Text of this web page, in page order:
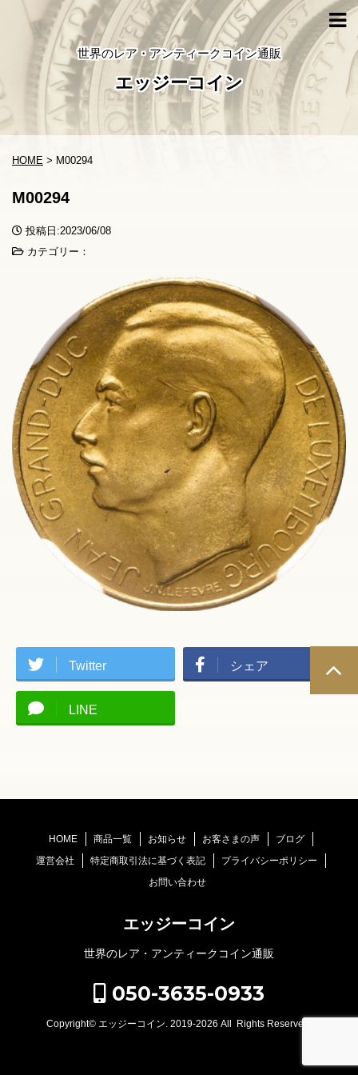
世界のレア・アンティークコイン通販
エッジーコイン
HOME > M00294
M00294
投稿日:2023/06/08
カテゴリー：
Twitter シェア
LINE
HOME 商品一覧 お知らせ お客さまの声
ブログ
運営会社
特定商取引法に基づく表記
プライバシーポリシー
お問い合わせ
エッジーコイン
世界のレア・アンティークコイン通販
050-3635-0933
Copyright© エッジーコイン. 2019-2026 All Rights Reserved.